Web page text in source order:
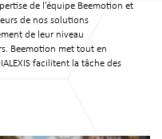
de l’équipe Beemotion et
de nos solutions
de leur niveau
Beemotion met tout en
facilitent la tâche des